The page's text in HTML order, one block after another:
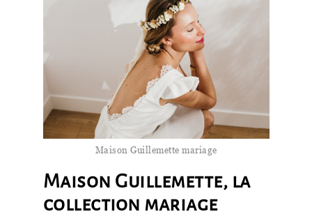
Maison Guillemette mariage
Maison Guillemette, la
collection mariage